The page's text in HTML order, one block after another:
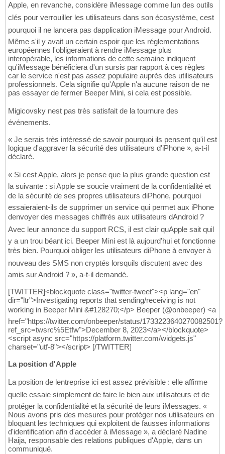
Apple, en revanche, considère iMessage comme lun des outils
clés pour verrouiller les utilisateurs dans son écosystème, cest
pourquoi il ne lancera pas dapplication iMessage pour Android.
Même s'il y avait un certain espoir que les réglementations
européennes l'obligeraient à rendre iMessage plus
interopérable, les informations de cette semaine indiquent
qu'iMessage bénéficiera d'un sursis par rapport à ces règles
car le service n'est pas assez populaire auprès des utilisateurs
professionnels. Cela signifie qu'Apple n'a aucune raison de ne
pas essayer de fermer Beeper Mini, si cela est possible.
Migicovsky nest pas très satisfait de la tournure des
événements.
« Je serais très intéressé de savoir pourquoi ils pensent qu'il est
logique d'aggraver la sécurité des utilisateurs d'iPhone », a-t-il
déclaré.
« Si cest Apple, alors je pense que la plus grande question est
la suivante : si Apple se soucie vraiment de la confidentialité et
de la sécurité de ses propres utilisateurs diPhone, pourquoi
essaieraient-ils de supprimer un service qui permet aux iPhone
denvoyer des messages chiffrés aux utilisateurs dAndroid ?
Avec leur annonce du support RCS, il est clair quApple sait quil
y a un trou béant ici. Beeper Mini est là aujourd'hui et fonctionne
très bien. Pourquoi obliger les utilisateurs diPhone à envoyer à
nouveau des SMS non cryptés lorsquils discutent avec des
amis sur Android ? », a-t-il demandé.
[TWITTER]<blockquote class="twitter-tweet"><p lang="en"
dir="ltr">Investigating reports that sending/receiving is not
working in Beeper Mini &#128270;</p> Beeper (@onbeeper) <a
href="https://twitter.com/onbeeper/status/1733223640270082501?
ref_src=twsrc%5Etfw">December 8, 2023</a></blockquote>
<script async src="https://platform.twitter.com/widgets.js"
charset="utf-8"></script> [/TWITTER]
La position d'Apple
La position de lentreprise ici est assez prévisible : elle affirme
quelle essaie simplement de faire le bien aux utilisateurs et de
protéger la confidentialité et la sécurité de leurs iMessages. «
Nous avons pris des mesures pour protéger nos utilisateurs en
bloquant les techniques qui exploitent de fausses informations
d'identification afin d'accéder à iMessage », a déclaré Nadine
Haija, responsable des relations publiques d'Apple, dans un
communiqué.